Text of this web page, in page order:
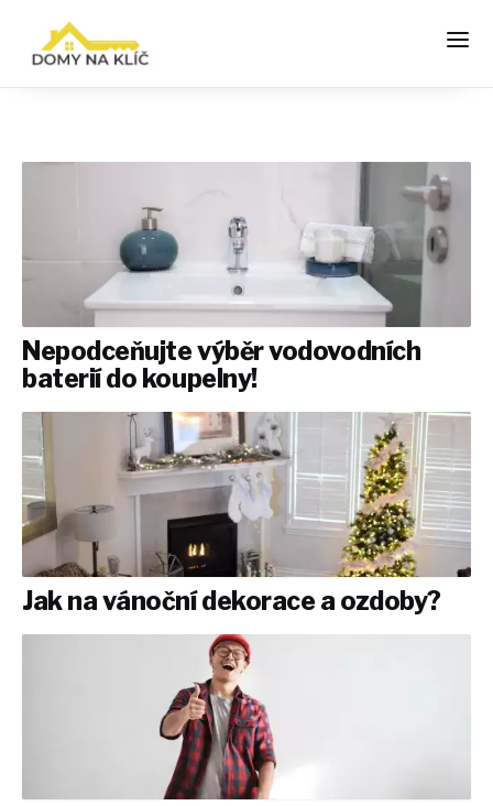
Nepodceňujte výběr vodovodních
baterií do koupelny!
Jak na vánoční dekorace a ozdoby?